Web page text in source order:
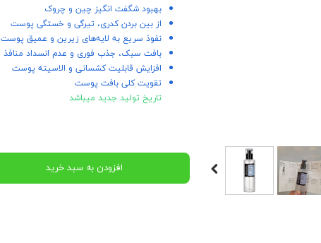
بهبود شگفت انگیز چین و چروک
از بین بردن کدری، تیرگی و خستگی پوست
نفوذ سریع به لایه‌های زیرین و عمیق پوست
بافت سبک، جذب فوری و عدم انسداد منافذ
افزایش قابلیت کشسانی و الاسیته پوست
تقویت کلی بافت پوست
تاریخ تولید جدید میباشد
افزودن به سبد خرید